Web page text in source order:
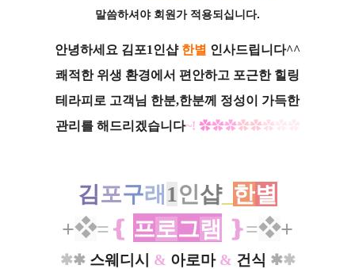
말씀하셔야 회원가 적용되십니다.
안녕하세요 김포1인샵 한별 인사드립니다^^
쾌적한 위생 환경에서 편안하고 포근한 힐링
테라피로 고객님 한분,한분께 정성이 가득한
관리를 해드리겠습니다~! ✿✿✿✿✿✿
김포구래 1인샵_ 한별
+❖=❴ 프로그램 ❵=❖+
✱✱스웨디시 & 아로마 & 건식 ✱✱